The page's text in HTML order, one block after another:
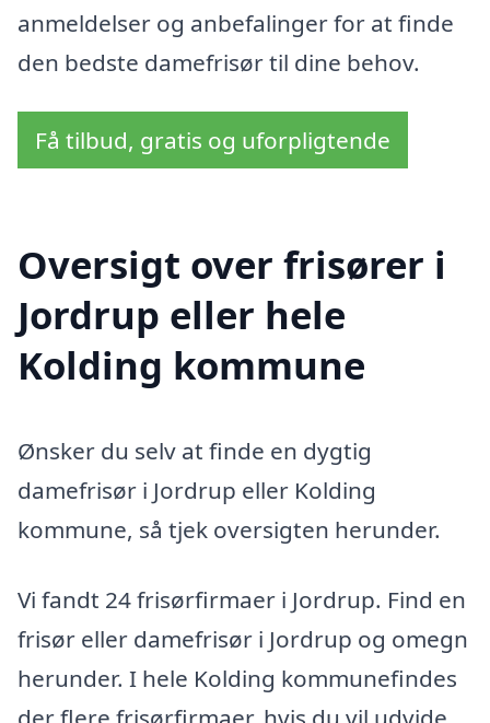
anmeldelser og anbefalinger for at finde
den bedste damefrisør til dine behov.
Få tilbud, gratis og uforpligtende
Oversigt over frisører i
Jordrup eller hele
Kolding kommune
Ønsker du selv at finde en dygtig
damefrisør i Jordrup eller Kolding
kommune, så tjek oversigten herunder.
Vi fandt 24 frisørfirmaer i Jordrup. Find en
frisør eller damefrisør i Jordrup og omegn
herunder. I hele Kolding kommunefindes